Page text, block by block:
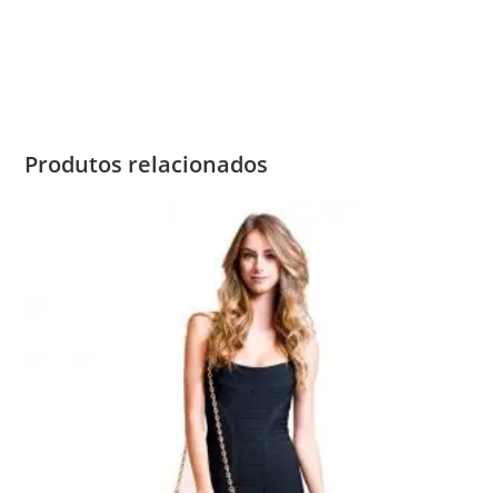
Produtos relacionados